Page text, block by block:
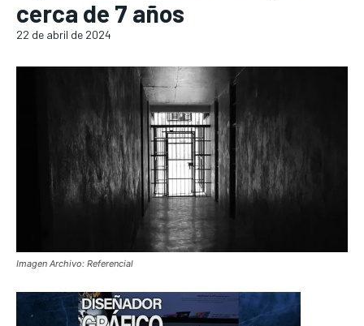
cerca de 7 años
22 de abril de 2024
Imagen Archivo: Referencial